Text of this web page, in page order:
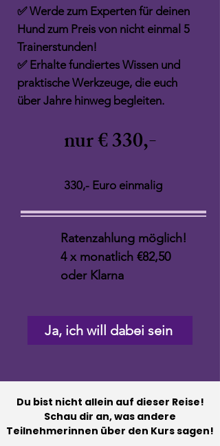
✅ Werde zum Experten für deinen
Hund zum Preis von nicht einmal 5
Trainerstunden!
✅ Erhalte fundiertes Wissen und
praktische Werkzeuge, die euch
über Jahre hinweg begleiten.
nur € 330,-
330,- Euro einmalig
Ratenzahlung möglich!
4 x monatlich €82,50
oder Klarna
Ja, ich will dabei sein
Du bist nicht allein auf dieser Reise!
Schau dir an, was andere
Teilnehmerinnen über den Kurs sagen!